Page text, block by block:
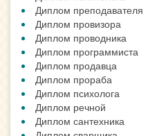
Диплом преподавателя
Диплом провизора
Диплом проводника
Диплом программиста
Диплом продавца
Диплом прораба
Диплом психолога
Диплом речной
Диплом сантехника